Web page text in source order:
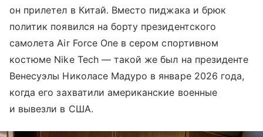
он прилетел в Китай. Вместо пиджака и брюк
политик появился на борту президентского
самолета Air Force One в сером спортивном
костюме Nike Tech — такой же был на президенте
Венесуэлы Николасе Мадуро в январе 2026 года,
когда его захватили американские военные
и вывезли в США.